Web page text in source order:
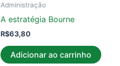
Administração
A estratégia Bourne
R$63,80
Adicionar ao carrinho